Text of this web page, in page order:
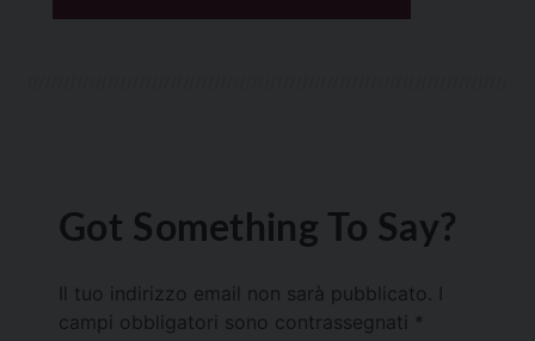
Got Something To Say?
Il tuo indirizzo email non sarà pubblicato.
campi obbligatori sono contrassegnati *